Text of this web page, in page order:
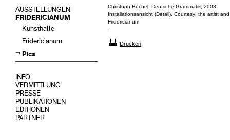
AUSSTELLUNGEN
FRIDERICIANUM
Kunsthalle
Fridericianum
Pics
INFO
VERMITTLUNG
PRESSE
PUBLIKATIONEN
EDITIONEN
PARTNER
Christoph Büchel, Deutsche Grammatik, 2008
Installationsansicht (Detail). Courtesy: the artist
Fridericianum
Drucken